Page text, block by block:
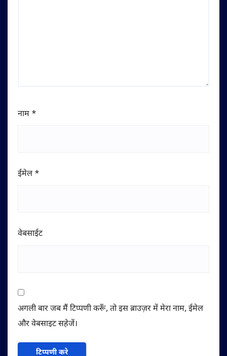
नाम *
ईमेल *
वेबसाईट
अगली बार जब मैं टिप्पणी करूँ, तो इस ब्राउज़र में मेरा नाम, ईमेल
और वेबसाइट सहेजें।